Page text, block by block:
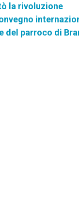
la rivoluzione
del parroco di